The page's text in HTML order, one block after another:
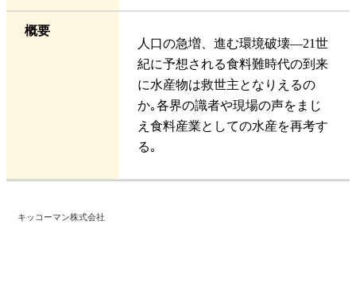
概要
人口の急増、進む環境破壊―21世
紀に予想される食料難時代の到来
に水産物は救世主となりえるの
か｡各界の識者や現場の声をまじ
え食料産業としての水産を再考す
る｡
キッコーマン株式会社